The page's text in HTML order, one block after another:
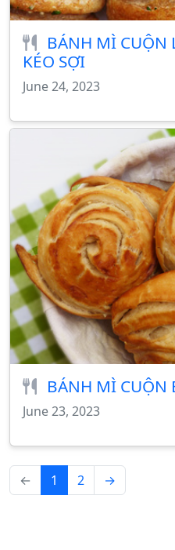
BÁNH MÌ CUỘN
KÉO SỢI
June 24, 2023
BÁNH MÌ CUỘN
June 23, 2023
← 1 2 →